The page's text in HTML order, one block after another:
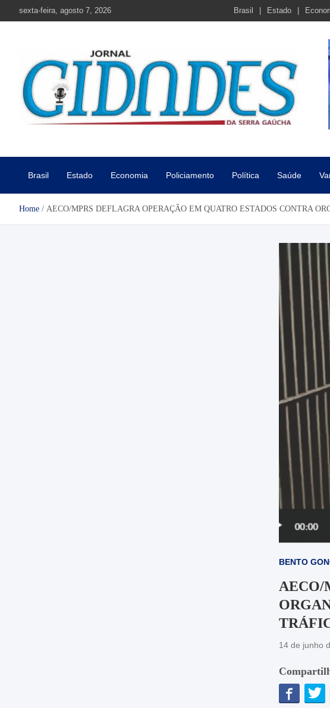
sexta-feira, agosto 7, 2026 Brasil Estado
Brasil Estado Economia Policiamento Política Saúde
Home AECO/MPRS DEFLAGRA OPERAÇÃO EM QUATRO ESTADOS CONTRA
BENTO
AECO/
14 de junho